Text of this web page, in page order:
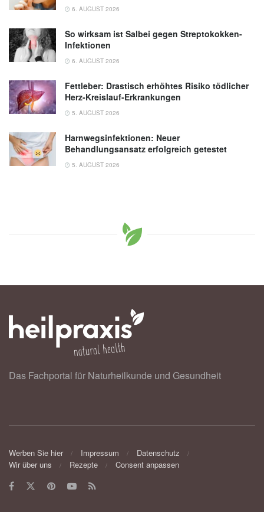
6. AUGUST 2026
So wirksam ist Salbei gegen Streptokokken-
Infektionen
6. AUGUST 2026
Fettleber: Drastisch erhöhtes Risiko tödlicher
Herz-Kreislauf-Erkrankungen
5. AUGUST 2026
Harnwegsinfektionen: Neuer
Behandlungsansatz erfolgreich getestet
5. AUGUST 2026
Das Fachportal für Naturheilkunde und Gesundheit
Werben Sie hier Impressum
Datenschutz
Wir über uns
Rezepte Consent anpassen